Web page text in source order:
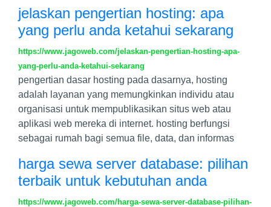
jelaskan pengertian hosting: apa
yang perlu anda ketahui sekarang
https://www.jagoweb.com/jelaskan-pengertian-hosting-apa-
yang-perlu-anda-ketahui-sekarang
pengertian dasar hosting pada dasarnya, hosting
adalah layanan yang memungkinkan individu atau
organisasi untuk mempublikasikan situs web atau
aplikasi web mereka di internet. hosting berfungsi
sebagai rumah bagi semua file, data, dan informas
harga sewa server database: pilihan
terbaik untuk kebutuhan anda
https://www.jagoweb.com/harga-sewa-server-database-pilihan-